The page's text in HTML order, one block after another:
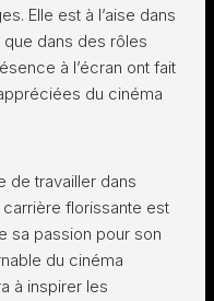
Elle est à l’aise dans
dans des rôles
à l’écran ont fait
du cinéma
de travailler dans
carrière florissante est
sa passion pour son
du cinéma
à inspirer les